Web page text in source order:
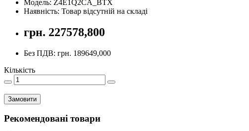
Модель: Z4E1Q2CA_BTX
Наявність: Товар відсутній на складі
грн. 227578,800
Без ПДВ: грн. 189649,000
Кількість
Замовити
Рекомендовані товари